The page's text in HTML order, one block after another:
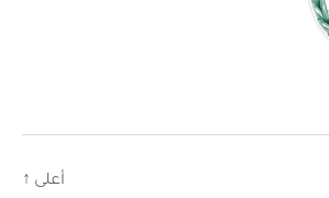
أعلى ↑